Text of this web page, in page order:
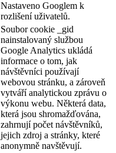
Nastaveno Googlem k
rozlišení uživatelů.
Soubor cookie _gid
nainstalovaný službou
Google Analytics ukládá
informace o tom, jak
návštěvníci používají
webovou stránku, a zároveň
vytváří analytickou zprávu o
výkonu webu. Některá data,
která jsou shromažďována,
zahrnují počet návštěvníků,
jejich zdroj a stránky, které
anonymně navštěvují.